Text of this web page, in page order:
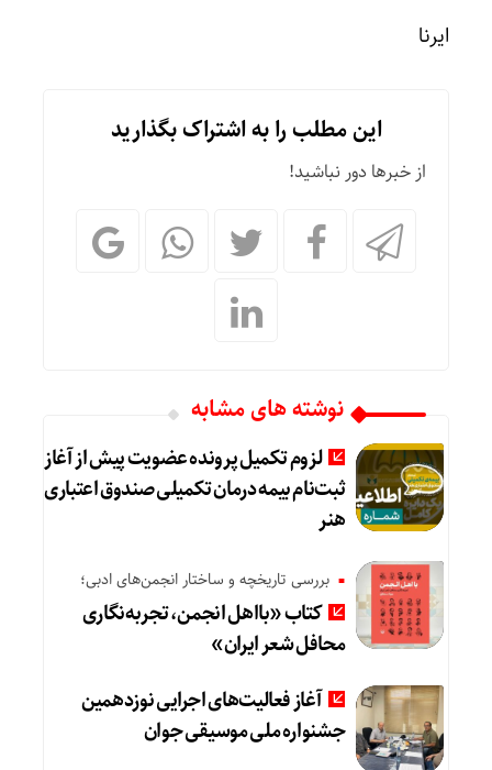
ایرنا
این مطلب را به اشتراک بگذارید
از خبرها دور نباشید!
نوشته های مشابه
لزوم تکمیل پرونده عضویت پیش از آغاز
ثبت‌نام بیمه درمان تکمیلی صندوق اعتباری
هنر
بررسی تاریخچه و ساختار انجمن‌های ادبی؛
کتاب «بااهل انجمن، تجربه‌نگاری
محافل شعر ایران»
آغاز فعالیت‌های اجرایی نوزدهمین
جشنواره ملی موسیقی جوان